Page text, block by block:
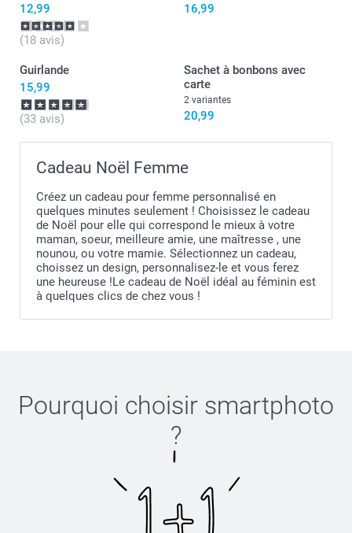
12,99
(18 avis)
16,99
Guirlande
15,99
(33 avis)
Sachet à bonbons avec
carte
2 variantes
20,99
Cadeau Noël Femme
Créez un cadeau pour femme personnalisé en
quelques minutes seulement ! Choisissez le cadeau
de Noël pour elle qui correspond le mieux à votre
maman, soeur, meilleure amie, une maîtresse , une
nounou, ou votre mamie. Sélectionnez un cadeau,
choissez un design, personnalisez-le et vous ferez
une heureuse !Le cadeau de Noël idéal au féminin est
à quelques clics de chez vous !
Pourquoi choisir smartphoto
?